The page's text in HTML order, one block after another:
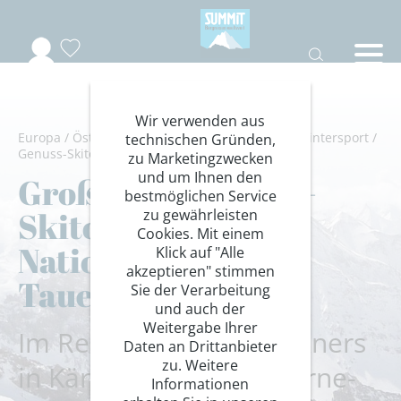
Europa / Österreich/Kärnten/ Hohe Tauern Wintersport /
Genuss-Skitouren
Großartige Genuss-
Skitouren im
Nationalpark Hohe
Tauern
Im Reich des Großglockners
in Kärnten mit Drei-Sterne-
Wir verwenden aus
technischen Gründen,
zu Marketingzwecken
und um Ihnen den
bestmöglichen Service
zu gewährleisten
Cookies. Mit einem
Klick auf "Alle
akzeptieren" stimmen
Sie der Verarbeitung
und auch der
Weitergabe Ihrer
Daten an Drittanbieter
zu. Weitere
Informationen